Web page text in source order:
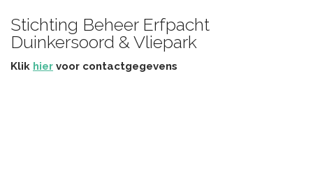
Stichting Beheer Erfpacht
Duinkersoord & Vliepark
Klik hier voor contactgegevens